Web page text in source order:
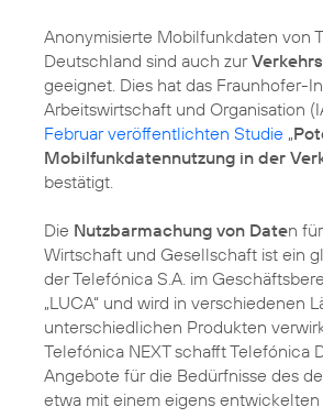
Anonymisierte Mobilfunkdaten von
Deutschland sind auch zur
geeignet. Dies hat das Fraunhofer-
Arbeitswirtschaft und Organisation
Februar veröffentlichten Studie „
Mobilfunkdatennutzung in der
bestätigt.
Die Nutzbarmachung von Daten
Wirtschaft und Gesellschaft ist ein
der Telefónica S.A. im
„LUCA“ und wird in verschiedenen
unterschiedlichen Produkten
Telefónica NEXT schafft Telefónica
Angebote für die Bedürfnisse des
etwa mit einem eigens entwickelten